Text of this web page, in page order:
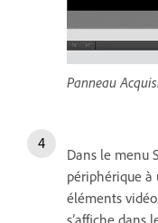
Panneau
Dans le menu
périphérique à
éléments
s’affiche dans